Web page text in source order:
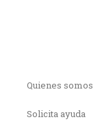
Quienes somos
Solicita ayuda